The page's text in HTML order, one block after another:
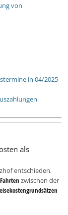
von
in 04/2025
als
entschieden,
zwischen der